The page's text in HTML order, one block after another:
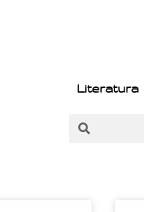
Literatura